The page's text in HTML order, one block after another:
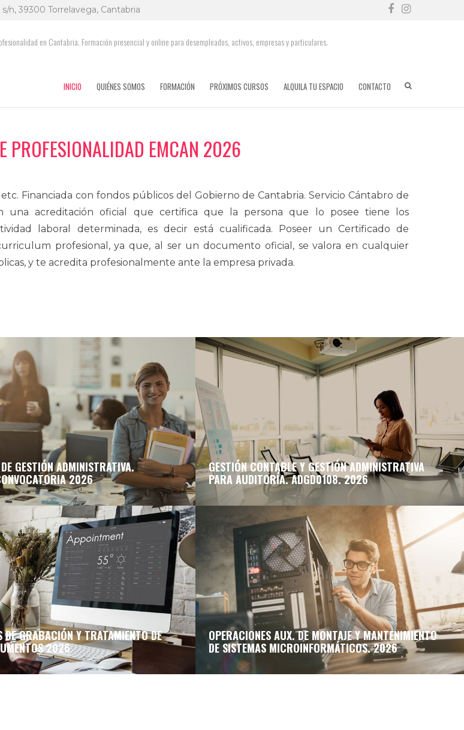
s/n, 39300 Torrelavega, Cantabria Facebook
en Cantabria. Formación presencial y online para desempleados, activos, empresas y particulares.
INICIO QUIÉNES SOMOS FORMACIÓN PRÓXIMOS CURSOS ALQUILA TU ESPACIO CONTACTO
PROFESIONALIDAD EMCAN 2026
Financiada con fondos públicos del Gobierno de Cantabria. Servicio Cántabro de
una acreditación oficial que certifica que la persona que lo posee tiene los
laboral determinada, es decir está cualificada. Poseer un Certificado de
profesional, ya que, al ser un documento oficial, se valora en cualquier
y te acredita profesionalmente ante la empresa privada.
GESTIÓN ADMINISTRATIVA.
2026
GESTIÓN CONTABLE Y GESTIÓN ADMINISTRATIVA
PARA AUDITORÍA. ADGD0108. 2026
DE GRABACIÓN Y TRATAMIENTO DE
2026
OPERACIONES AUX. DE MONTAJE Y MANTENIMIENTO
DE SISTEMAS MICROINFORMÁTICOS. 2026